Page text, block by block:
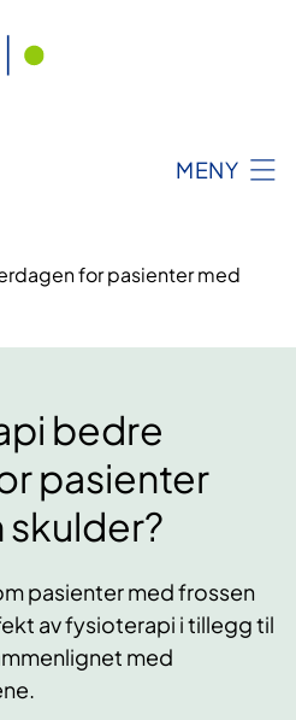
MENY
for pasienter med
bedre
pasienter
pasienter med frossen
av fysioterapi i tillegg til
med